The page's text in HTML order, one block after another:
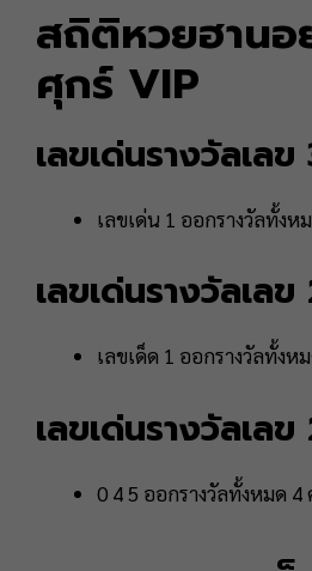
สถิติหวยฮาน
ศุกร์ VIP
เลขเด่นรางวัลเล
เลขเด่น 1 ออกรางวัลทั้งห
เลขเด่นรางวัลเล
เลขเด็ด 1 ออกรางวัลทั้งห
เลขเด่นรางวัลเล
0 4 5 ออกรางวัลทั้งหมด 4